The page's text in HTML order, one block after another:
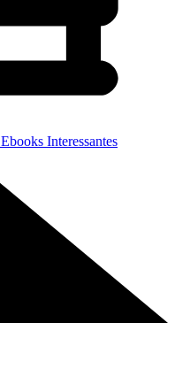
Ebooks Interessantes